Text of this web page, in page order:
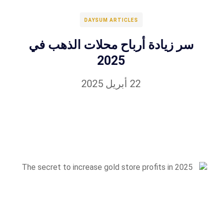
DAYSUM ARTICLES
سر زيادة أرباح محلات الذهب في
2025